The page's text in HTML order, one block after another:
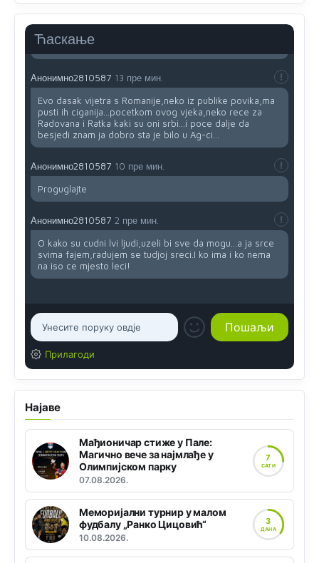
Ћаскање
Анонимно2810587 13 пре мин.
Evo dasak vijetra s Romanije,neko iz publike povika,ma
pusti ih ciganija...pocetkom ovog vjeka,neko rece za
Radovana i Ratka kaki su oni srbi...i poce dalje da
besjedi znam ja dobro sta je bilo u Ag-ci...
Анонимно2810587 10 пре мин.
Proguglajte
Анонимно2810587 2 пре мин.
O kako su cudni lvi ljudi,uzeli bi sve da mogu...a ja srce
svima fajem,radujem se tudjoj sreci.I ko ima i ko nema
na iso ce mjesto leci!
Прилагоди
Најаве
Мађионичар стиже у Пале:
Магично вече за најмлађе у
Олимпијском парку
07.08.2026.
7
САТИ
Меморијални турнир у малом
фудбалу „Ранко Цицовић“
10.08.2026.
3
ДАНА